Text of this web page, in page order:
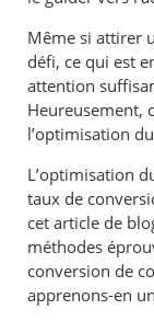
Même si attirer
défi, ce qui est
attention
Heureusement,
l’optimisation
L’optimisation
taux de
cet article de
méthodes
conversion de
apprenons-en